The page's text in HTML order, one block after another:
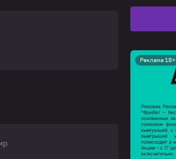
Реклама 18+